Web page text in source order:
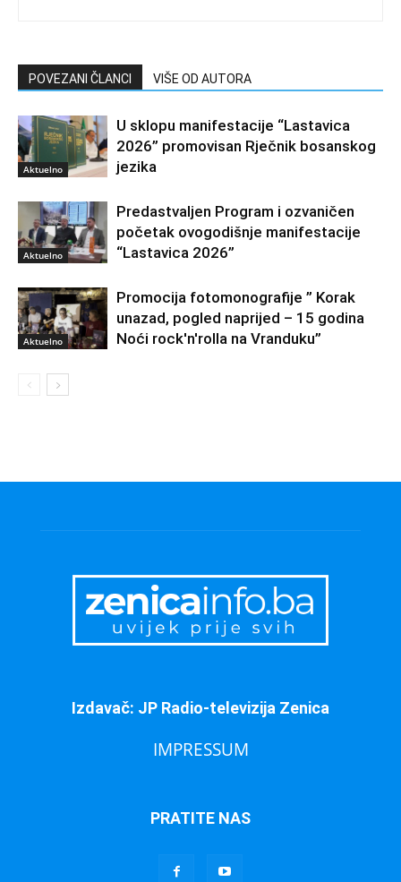
POVEZANI ČLANCI VIŠE OD AUTORA
Aktuelno
U sklopu manifestacije “Lastavica
2026” promovisan Rječnik bosanskog
jezika
Aktuelno
Predastvaljen Program i ozvaničen
početak ovogodišnje manifestacije
“Lastavica 2026”
Aktuelno
Promocija fotomonografije ” Korak
unazad, pogled naprijed – 15 godina
Noći rock'n'rolla na Vranduku”
Izdavač: JP Radio-televizija Zenica
IMPRESSUM
PRATITE NAS